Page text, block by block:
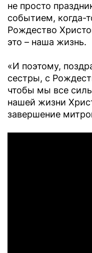
не просто
событием, когда-
Рождество
это – наша жизнь.
«И поэтому,
сестры, с
чтобы мы все
нашей жизни
завершение